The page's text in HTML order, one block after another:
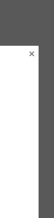
×